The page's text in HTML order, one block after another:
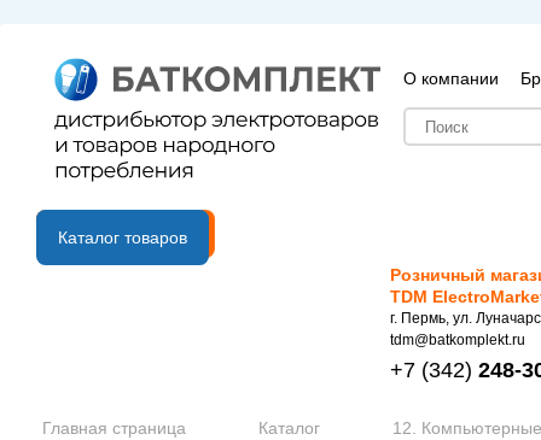
О компании
B2B портал
Каталог товаров
Розничный
TDM
г. Пермь, ул.
tdm@batkomplekt.ru
+7 (342) 248-
Главная страница Каталог
12.